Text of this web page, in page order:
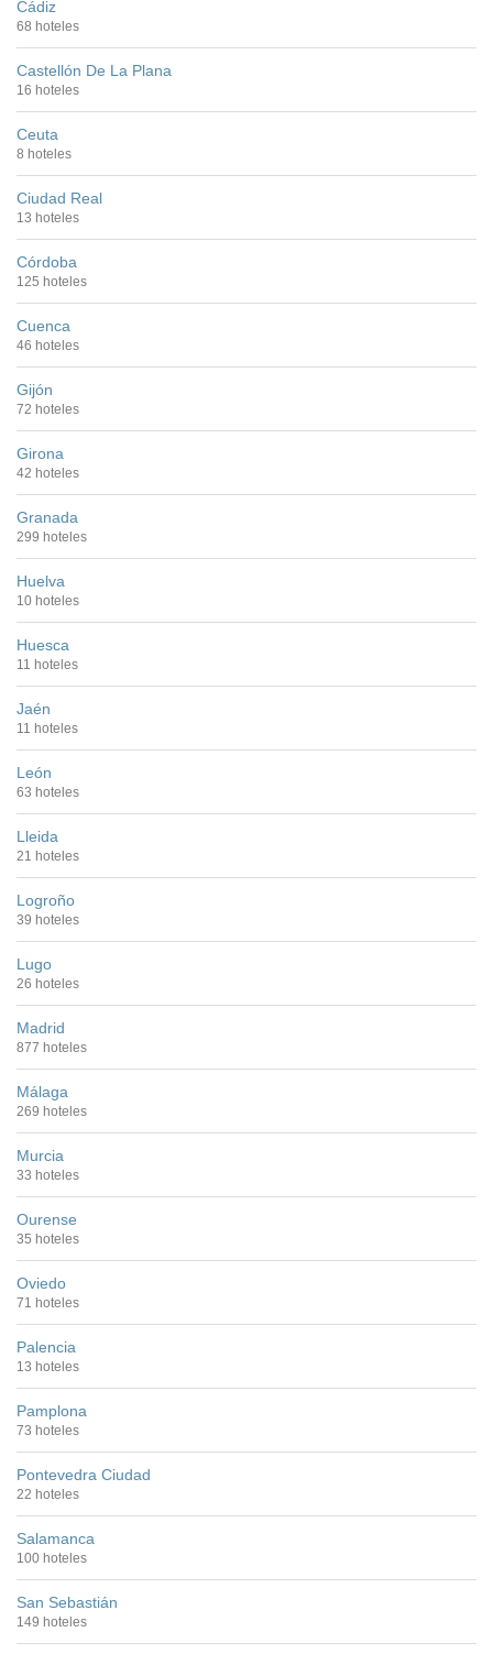
Cádiz
68 hoteles
Castellón De La Plana
16 hoteles
Ceuta
8 hoteles
Ciudad Real
13 hoteles
Córdoba
125 hoteles
Cuenca
46 hoteles
Gijón
72 hoteles
Girona
42 hoteles
Granada
299 hoteles
Huelva
10 hoteles
Huesca
11 hoteles
Jaén
11 hoteles
León
63 hoteles
Lleida
21 hoteles
Logroño
39 hoteles
Lugo
26 hoteles
Madrid
877 hoteles
Málaga
269 hoteles
Murcia
33 hoteles
Ourense
35 hoteles
Oviedo
71 hoteles
Palencia
13 hoteles
Pamplona
73 hoteles
Pontevedra Ciudad
22 hoteles
Salamanca
100 hoteles
San Sebastián
149 hoteles